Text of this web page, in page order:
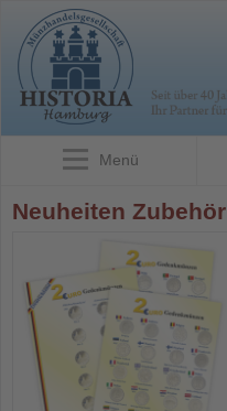
Menü
Neuheiten Zubehör